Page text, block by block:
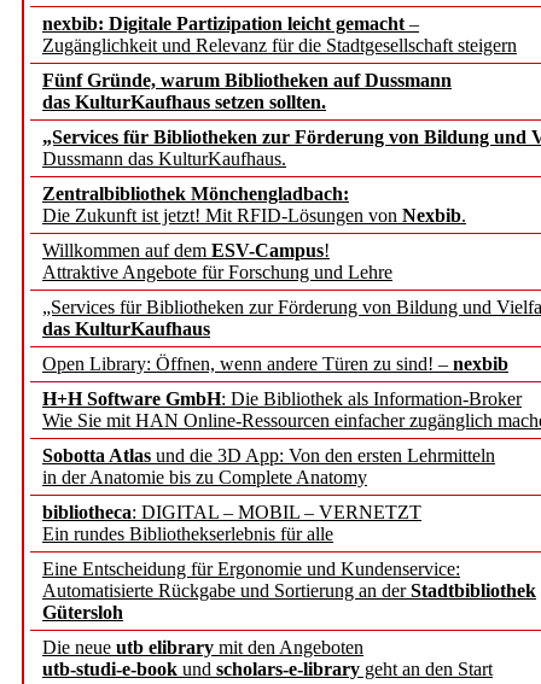
nexbib: Digitale Partizipation leicht gemacht –
Zugänglichkeit und Relevanz für die Stadtgesellschaft steigern
Fünf Gründe, warum Bibliotheken auf Dussmann
das KulturKaufhaus setzen sollten.
„Services für Bibliotheken zur Förderung von Bildung und
Dussmann das KulturKaufhaus.
Zentralbibliothek Mönchengladbach:
Die Zukunft ist jetzt! Mit RFID-Lösungen von Nexbib.
Willkommen auf dem ESV-Campus!
Attraktive Angebote für Forschung und Lehre
„Services für Bibliotheken zur Förderung von Bildung und
das KulturKaufhaus
Open Library: Öffnen, wenn andere Türen zu sind! – nexbib
H+H Software GmbH: Die Bibliothek als Information-Broker
Wie Sie mit HAN Online-Ressourcen einfacher zugänglich
Sobotta Atlas und die 3D App: Von den ersten Lehrmitteln
in der Anatomie bis zu Complete Anatomy
bibliotheca: DIGITAL – MOBIL – VERNETZT
Ein rundes Bibliothekserlebnis für alle
Eine Entscheidung für Ergonomie und Kundenservice:
Automatisierte Rückgabe und Sortierung an derStadtbibliothek
Gütersloh
Die neue utb elibrary mit den Angeboten
utb-studi-e-book und scholars-e-library geht an den Start
Erfolgreiches erstes
Segment Research –
angepasst
konstruktiv!
Mohr Siebeck
und die Zeitschrift für
Francke Attempto
EBSCO Information
Recherchefunktionen in
Sorbisches Institut neu
Geschichte und